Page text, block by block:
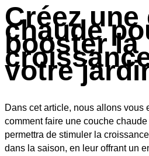
Créez
chaude
booster la
votre
Dans cet article, nous allons vous
comment faire une couche
permettra de stimuler la
dans la saison, en leur offrant un